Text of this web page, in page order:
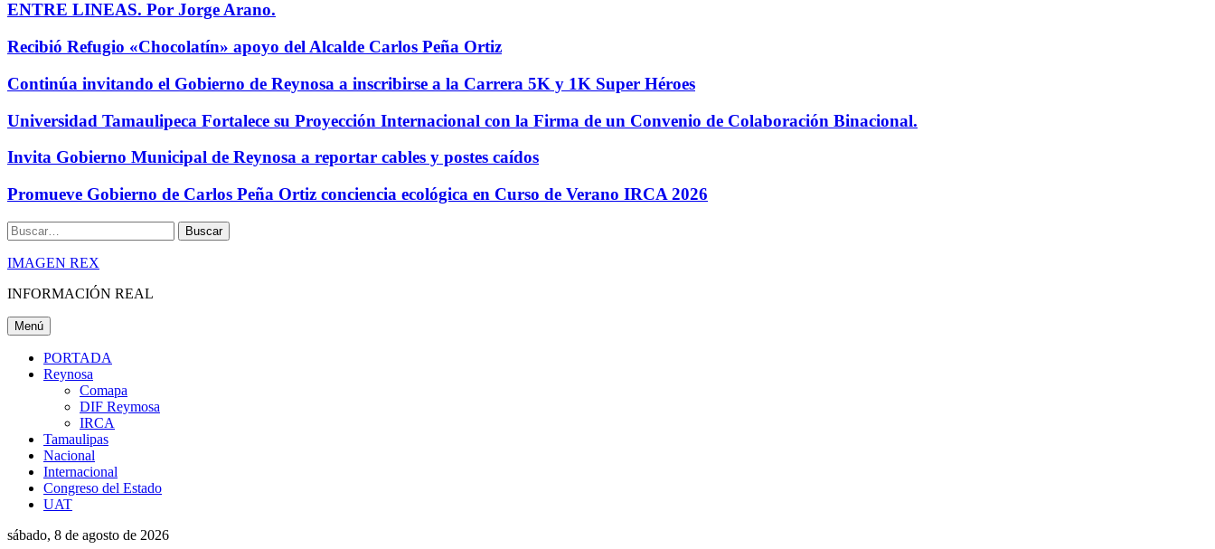
ENTRE LINEAS. Por Jorge Arano.
Recibió Refugio «Chocolatín» apoyo del Alcalde Carlos Peña Ortiz
Continúa invitando el Gobierno de Reynosa a inscribirse a la Carrera 5K y 1K Super Héroes
Universidad Tamaulipeca Fortalece su Proyección Internacional con la Firma de un Convenio de Colaboración Binacional.
Invita Gobierno Municipal de Reynosa a reportar cables y postes caídos
Promueve Gobierno de Carlos Peña Ortiz conciencia ecológica en Curso de Verano IRCA 2026
Buscar
IMAGEN REX
INFORMACIÓN REAL
Menú
PORTADA
Reynosa
Comapa
DIF Reymosa
IRCA
Tamaulipas
Nacional
Internacional
Congreso del Estado
UAT
sábado, 8 de agosto de 2026